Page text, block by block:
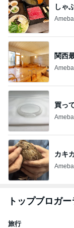
しゃ
関西
買っ
カキ
トップブロガ
旅行